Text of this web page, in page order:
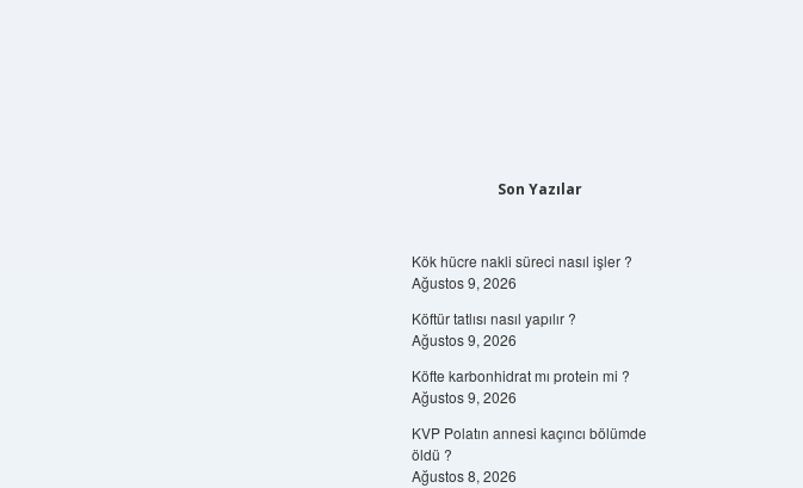
Son Yazılar
Kök hücre nakli süreci nasıl işler ?
Ağustos 9, 2026
Köftür tatlısı nasıl yapılır ?
Ağustos 9, 2026
Köfte karbonhidrat mı protein mi ?
Ağustos 9, 2026
KVP Polatın annesi kaçıncı bölümde
öldü ?
Ağustos 8, 2026